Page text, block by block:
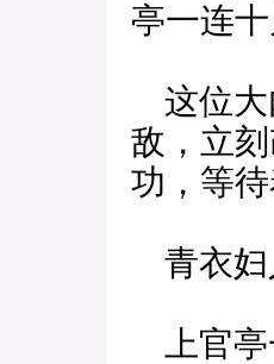
亭一连
这位大
敌，立
功，等
青衣妇
上官亭